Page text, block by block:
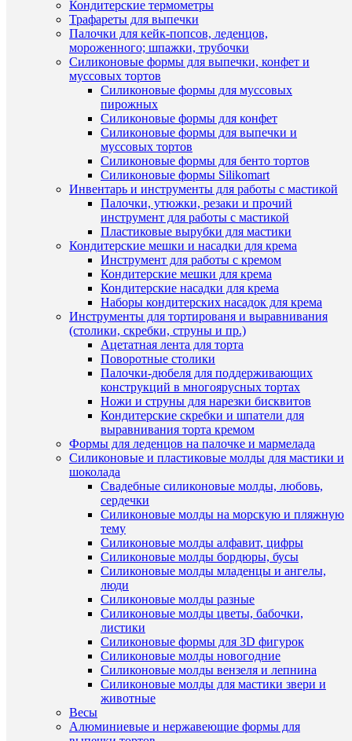
Кондитерские термометры
Трафареты для выпечки
Палочки для кейк-попсов, леденцов,
мороженного; шпажки, трубочки
Силиконовые формы для выпечки, конфет и
муссовых тортов
Силиконовые формы для муссовых
пирожных
Силиконовые формы для конфет
Силиконовые формы для выпечки и
муссовых тортов
Силиконовые формы для бенто тортов
Силиконовые формы Silikomart
Инвентарь и инструменты для работы с мастикой
Палочки, утюжки, резаки и прочий
инструмент для работы с мастикой
Пластиковые вырубки для мастики
Кондитерские мешки и насадки для крема
Инструмент для работы с кремом
Кондитерские мешки для крема
Кондитерские насадки для крема
Наборы кондитерских насадок для крема
Инструменты для тортированя и выравнивания
(столики, скребки, струны и пр.)
Ацетатная лента для торта
Поворотные столики
Палочки-дюбеля для поддерживающих
конструкций в многоярусных тортах
Ножи и струны для нарезки бисквитов
Кондитерские скребки и шпатели для
выравнивания торта кремом
Формы для леденцов на палочке и мармелада
Силиконовые и пластиковые молды для мастики и
шоколада
Свадебные силиконовые молды, любовь,
сердечки
Силиконовые молды на морскую и пляжную
тему
Силиконовые молды алфавит, цифры
Силиконовые молды бордюры, бусы
Силиконовые молды младенцы и ангелы,
люди
Силиконовые молды разные
Силиконовые молды цветы, бабочки,
листики
Силиконовые формы для 3D фигурок
Силиконовые молды новогодние
Силиконовые молды вензеля и лепнина
Силиконовые молды для мастики звери и
животные
Весы
Алюминиевые и нержавеющие формы для
цена
(1)